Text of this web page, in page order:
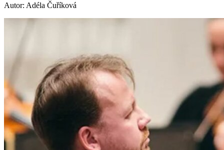
Autor: Adéla Čuříková